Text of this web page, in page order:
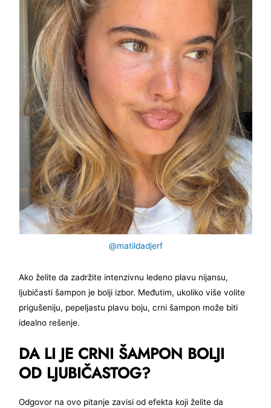
@matildadjerf
Ako želite da zadržite intenzivnu ledeno plavu nijansu,
ljubičasti šampon je bolji izbor. Međutim, ukoliko više volite
prigušeniju, pepeljastu plavu boju, crni šampon može biti
idealno rešenje.
DA LI JE CRNI ŠAMPON BOLJI
OD LJUBIČASTOG?
Odgovor na ovo pitanje zavisi od efekta koji želite da